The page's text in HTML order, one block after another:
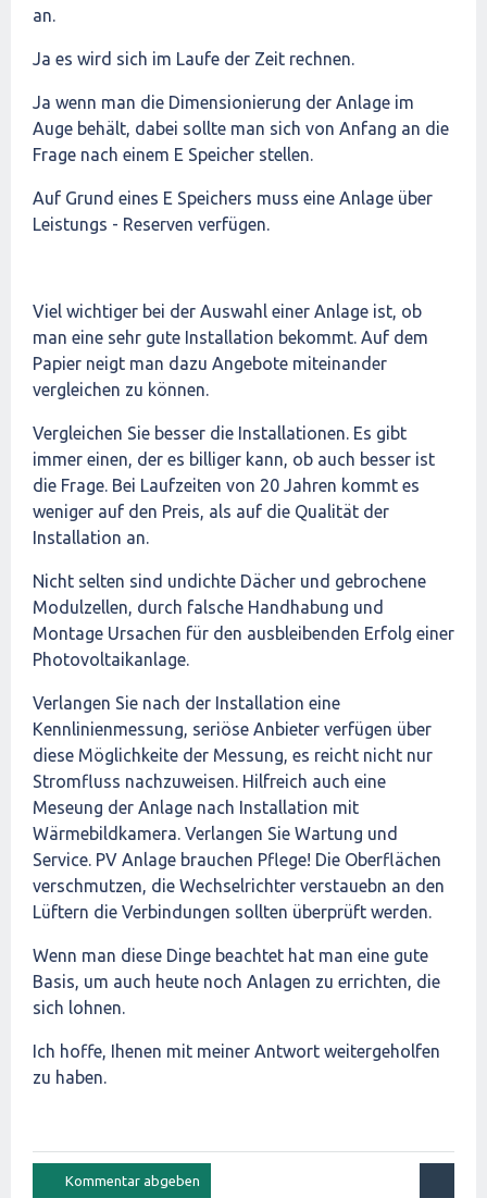
an.
Ja es wird sich im Laufe der Zeit rechnen.
Ja wenn man die Dimensionierung der Anlage im
Auge behält, dabei sollte man sich von Anfang an die
Frage nach einem E Speicher stellen.
Auf Grund eines E Speichers muss eine Anlage über
Leistungs - Reserven verfügen.
Viel wichtiger bei der Auswahl einer Anlage ist, ob
man eine sehr gute Installation bekommt. Auf dem
Papier neigt man dazu Angebote miteinander
vergleichen zu können.
Vergleichen Sie besser die Installationen. Es gibt
immer einen, der es billiger kann, ob auch besser ist
die Frage. Bei Laufzeiten von 20 Jahren kommt es
weniger auf den Preis, als auf die Qualität der
Installation an.
Nicht selten sind undichte Dächer und gebrochene
Modulzellen, durch falsche Handhabung und
Montage Ursachen für den ausbleibenden Erfolg einer
Photovoltaikanlage.
Verlangen Sie nach der Installation eine
Kennlinienmessung, seriöse Anbieter verfügen über
diese Möglichkeite der Messung, es reicht nicht nur
Stromfluss nachzuweisen. Hilfreich auch eine
Meseung der Anlage nach Installation mit
Wärmebildkamera. Verlangen Sie Wartung und
Service. PV Anlage brauchen Pflege! Die Oberflächen
verschmutzen, die Wechselrichter verstauebn an den
Lüftern die Verbindungen sollten überprüft werden.
Wenn man diese Dinge beachtet hat man eine gute
Basis, um auch heute noch Anlagen zu errichten, die
sich lohnen.
Ich hoffe, Ihenen mit meiner Antwort weitergeholfen
zu haben.